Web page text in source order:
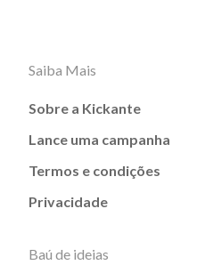
Saiba Mais
Sobre a Kickante
Lance uma campanha
Termos e condições
Privacidade
Baú de ideias